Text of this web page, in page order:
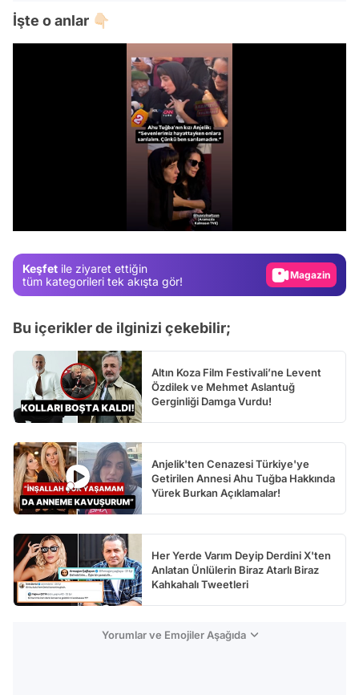
İşte o anlar 👇🏻
Keşfet ile ziyaret ettiğin
tüm kategorileri tek akışta gör!
Video
Bu içerikler de ilginizi çekebilir;
Altın Koza Film Festivali’ne Levent
Özdilek ve Mehmet Aslantuğ
Gerginliği Damga Vurdu!
Anjelik'ten Cenazesi Türkiye'ye
Getirilen Annesi Ahu Tuğba Hakkında
Yürek Burkan Açıklamalar!
Her Yerde Varım Deyip Derdini X'ten
Anlatan Ünlülerin Biraz Atarlı Biraz
Kahkahalı Tweetleri
Yorumlar ve Emojiler Aşağıda